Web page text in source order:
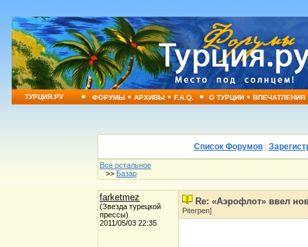
ТУРЦИЯ.РУ • ФОРУМЫ•АРХИВЫ•F.A.Q. • О ТУРЦИИ•ВПЕЧАТЛЕНИЯ
Список Форумов|
Все остальное
>> Базар
farketmez
(Звезда турецкой
прессы)
2011/05/03 22:35
Re: «Аэрофлот» ввел
Piterpen]